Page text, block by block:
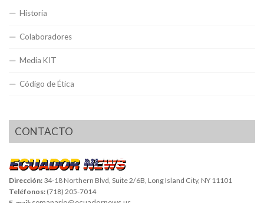
Historia
Colaboradores
Media KIT
Código de Ética
CONTACTO
Dirección: 34-18 Northern Blvd, Suite 2/6B, Long Island City, NY 11101
Teléfonos: (718) 205-7014